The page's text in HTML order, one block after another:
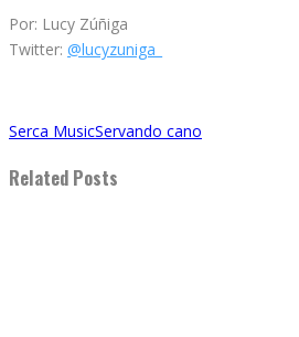
Por: Lucy Zúñiga
Twitter: @lucyzuniga_
Serca MusicServando cano
Related Posts